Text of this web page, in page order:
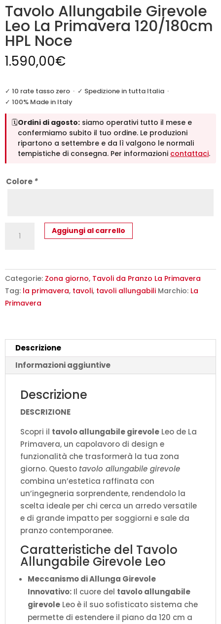
Tavolo Allungabile Girevole
Leo La Primavera 120/180cm
HPL Noce
1.590,00€
✓ 10 rate tasso zero · ✓ Spedizione in tutta Italia ·
✓ 100% Made in Italy
🗓️Ordini di agosto: siamo operativi tutto il mese e
confermiamo subito il tuo ordine. Le produzioni
ripartono a settembre e da lì valgono le normali
tempistiche di consegna. Per informazioni contattaci.
Colore *
Allungabile
La
Primavera
120/180cm
quantità
Aggiungi al carrello
Categorie: Zona giorno, Tavoli da Pranzo La Primavera
Tag: la primavera, tavoli, tavoli allungabili Marchio: La
Primavera
Descrizione
Informazioni aggiuntive
Descrizione
DESCRIZIONE
Scopri il tavolo allungabile girevole Leo de La
Primavera, un capolavoro di design e
funzionalità che trasformerà la tua zona
giorno. Questo tavolo allungabile girevole
combina un’estetica raffinata con
un’ingegneria sorprendente, rendendolo la
scelta ideale per chi cerca un arredo versatile
e di grande impatto per soggiorni e sale da
pranzo contemporanee.
Caratteristiche del Tavolo
Allungabile Girevole Leo
Meccanismo di Allunga Girevole
Innovativo: Il cuore del tavolo allungabile
girevole Leo è il suo sofisticato sistema che
permette di estendere il piano da 120 cm a